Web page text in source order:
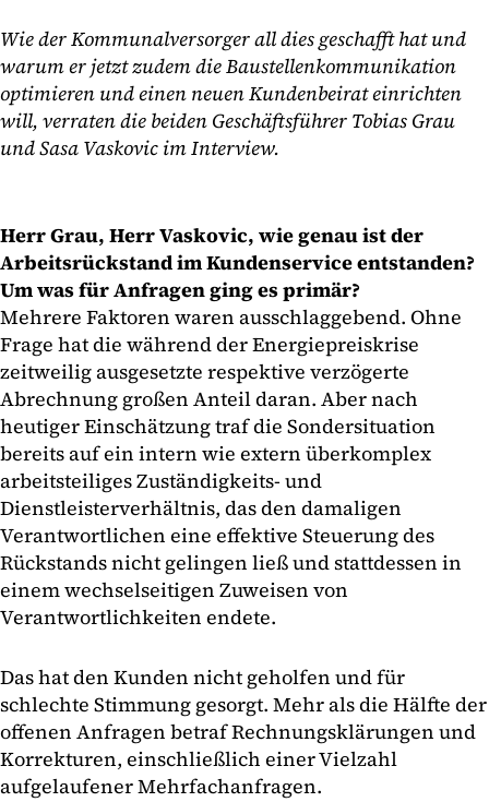
Wie der Kommunalversorger all dies geschafft hat und
warum er jetzt zudem die Baustellenkommunikation
optimieren und einen neuen Kundenbeirat einrichten
will, verraten die beiden Geschäftsführer Tobias Grau
und Sasa Vaskovic im Interview.
Herr Grau, Herr Vaskovic, wie genau ist der
Arbeitsrückstand im Kundenservice entstanden?
Um was für Anfragen ging es primär?
Mehrere Faktoren waren ausschlaggebend. Ohne
Frage hat die während der Energiepreiskrise
zeitweilig ausgesetzte respektive verzögerte
Abrechnung großen Anteil daran. Aber nach
heutiger Einschätzung traf die Sondersituation
bereits auf ein intern wie extern überkomplex
arbeitsteiliges Zuständigkeits- und
Dienstleisterverhältnis, das den damaligen
Verantwortlichen eine effektive Steuerung des
Rückstands nicht gelingen ließ und stattdessen in
einem wechselseitigen Zuweisen von
Verantwortlichkeiten endete.
Das hat den Kunden nicht geholfen und für
schlechte Stimmung gesorgt. Mehr als die Hälfte der
offenen Anfragen betraf Rechnungsklärungen und
Korrekturen, einschließlich einer Vielzahl
aufgelaufener Mehrfachanfragen.